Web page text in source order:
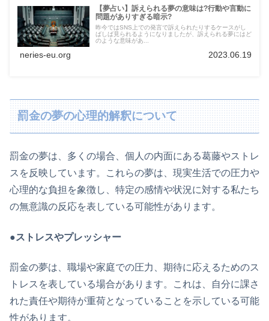
【夢占い】訴えられる夢の意味は?行動や言動に
問題がありすぎる暗示?
昨今ではSNS上での発言で訴えられたりするケースがし
ばしば見られるようになりましたが、訴えられる夢にはど
のような意味があ...
neries-eu.org 2023.06.19
罰金の夢の心理的解釈について
罰金の夢は、多くの場合、個人の内面にある葛藤やストレ
スを反映しています。これらの夢は、現実生活での圧力や
心理的な負担を象徴し、特定の感情や状況に対する私たち
の無意識の反応を表している可能性があります。
●ストレスやプレッシャー
罰金の夢は、職場や家庭での圧力、期待に応えるためのス
トレスを表している場合があります。これは、自分に課さ
れた責任や期待が重荷となっていることを示している可能
性があります。